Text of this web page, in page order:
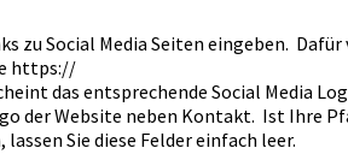
zu Social Media Seiten eingeben. Dafür
https://
das entsprechende Social Media
der Website neben Kontakt. Ist Ihre
Sie diese Felder einfach leer.